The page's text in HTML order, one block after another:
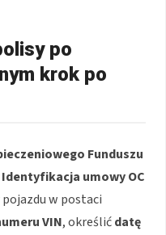
po
krok po
Funduszu
Identyfikacja umowy OC
w postaci
VIN, określićdatę